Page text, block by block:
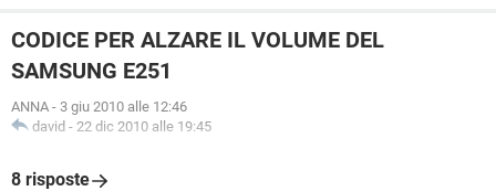
CODICE PER ALZARE IL VOLUME DEL
SAMSUNG E251
ANNA - 3 giu 2010 alle 12:46
david - 22 dic 2010 alle 19:45
8 risposte